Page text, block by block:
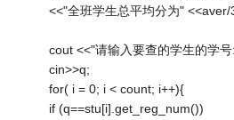
<<"全班学生总平均分为"
cout <<"请输入要查的学生的学
cin>>q;
for( i = 0; i < count; i++){
if (q==stu[i].get_reg_num())